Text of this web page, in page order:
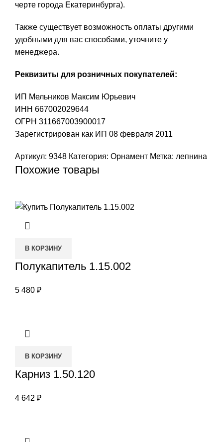
черте города Екатеринбурга).
Также существует возможность оплаты другими
удобными для вас способами, уточните у
менеджера.
Реквизиты для розничных покупателей:
ИП Мельников Максим Юрьевич
ИНН 667002029644
ОГРН 311667003900017
Зарегистрирован как ИП 08 февраля 2011
Артикул: 9348 Категория: Орнамент Метка: лепнина
Похожие товары
В КОРЗИНУ
Полукапитель 1.15.002
5 480 ₽
В КОРЗИНУ
Карниз 1.50.120
4 642 ₽